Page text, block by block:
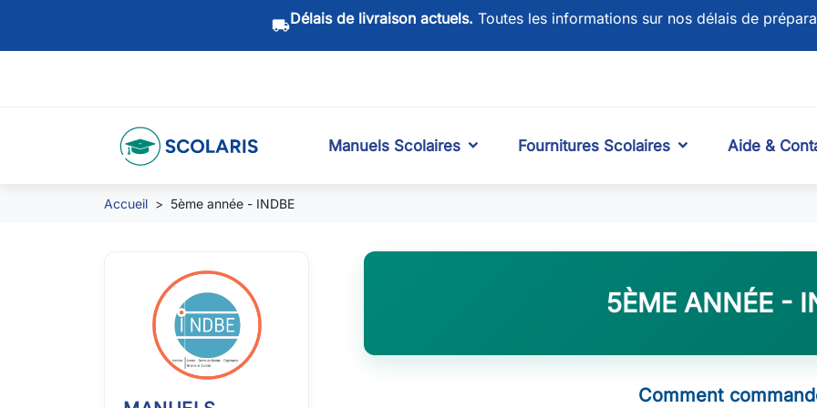
local_shippingDélais de livraison actuels. Toutes les informations sur nos délais de
Manuels Scolaires Fournitures Scolaires Aide &
Accueil 5ème année - INDBE
5ÈME ANNÉE -
Comment